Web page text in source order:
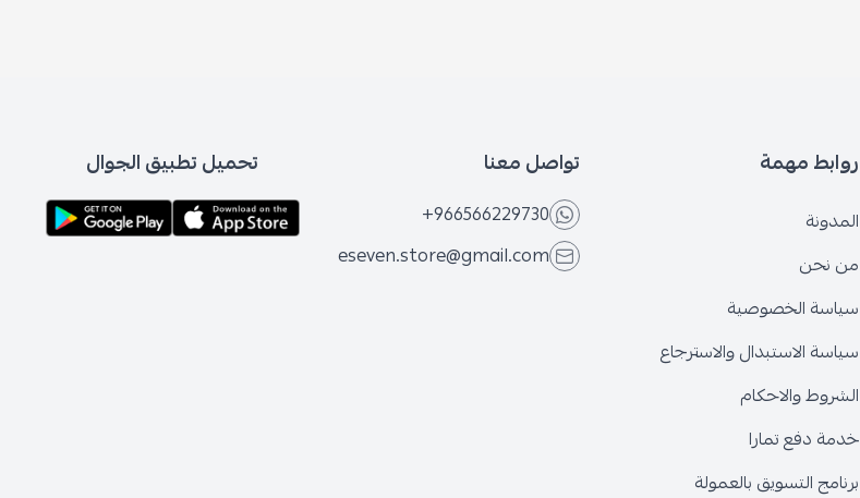
روابط مهمة
المدونة
من نحن
سياسة الخصوصية
سياسة الاستبدال والاسترجاع
الشروط والاحكام
خدمة دفع تمارا
برنامج التسويق بالعمولة
تواصل معنا
+966566229730
eseven.store@gmail.com
تحميل تطبيق الجوال